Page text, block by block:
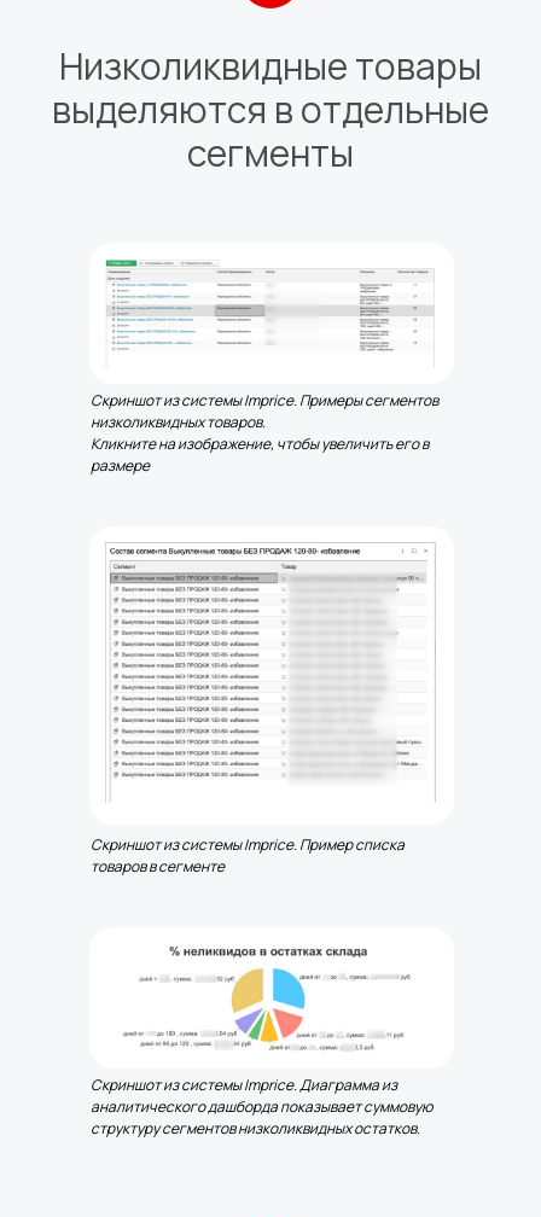
Низколиквидные товары
выделяются в отдельные
сегменты
Скриншот из системы Imprice. Примеры сегментов
низколиквидных товаров.
Кликните на изображение, чтобы увеличить его в
размере
Скриншот из системы Imprice. Пример списка
товаров в сегменте
Скриншот из системы Imprice. Диаграмма из
аналитического дашборда показывает суммовую
структуру сегментов низколиквидных остатков.